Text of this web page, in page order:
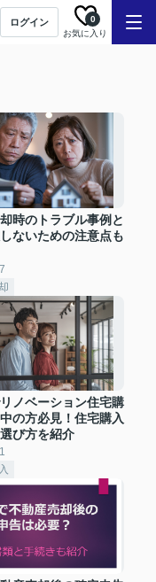
ログイン
お気に入り
0
時のトラブル事例と
ないための注意点も
ノベーション住宅購
の方必見！住宅購入
び方を紹介